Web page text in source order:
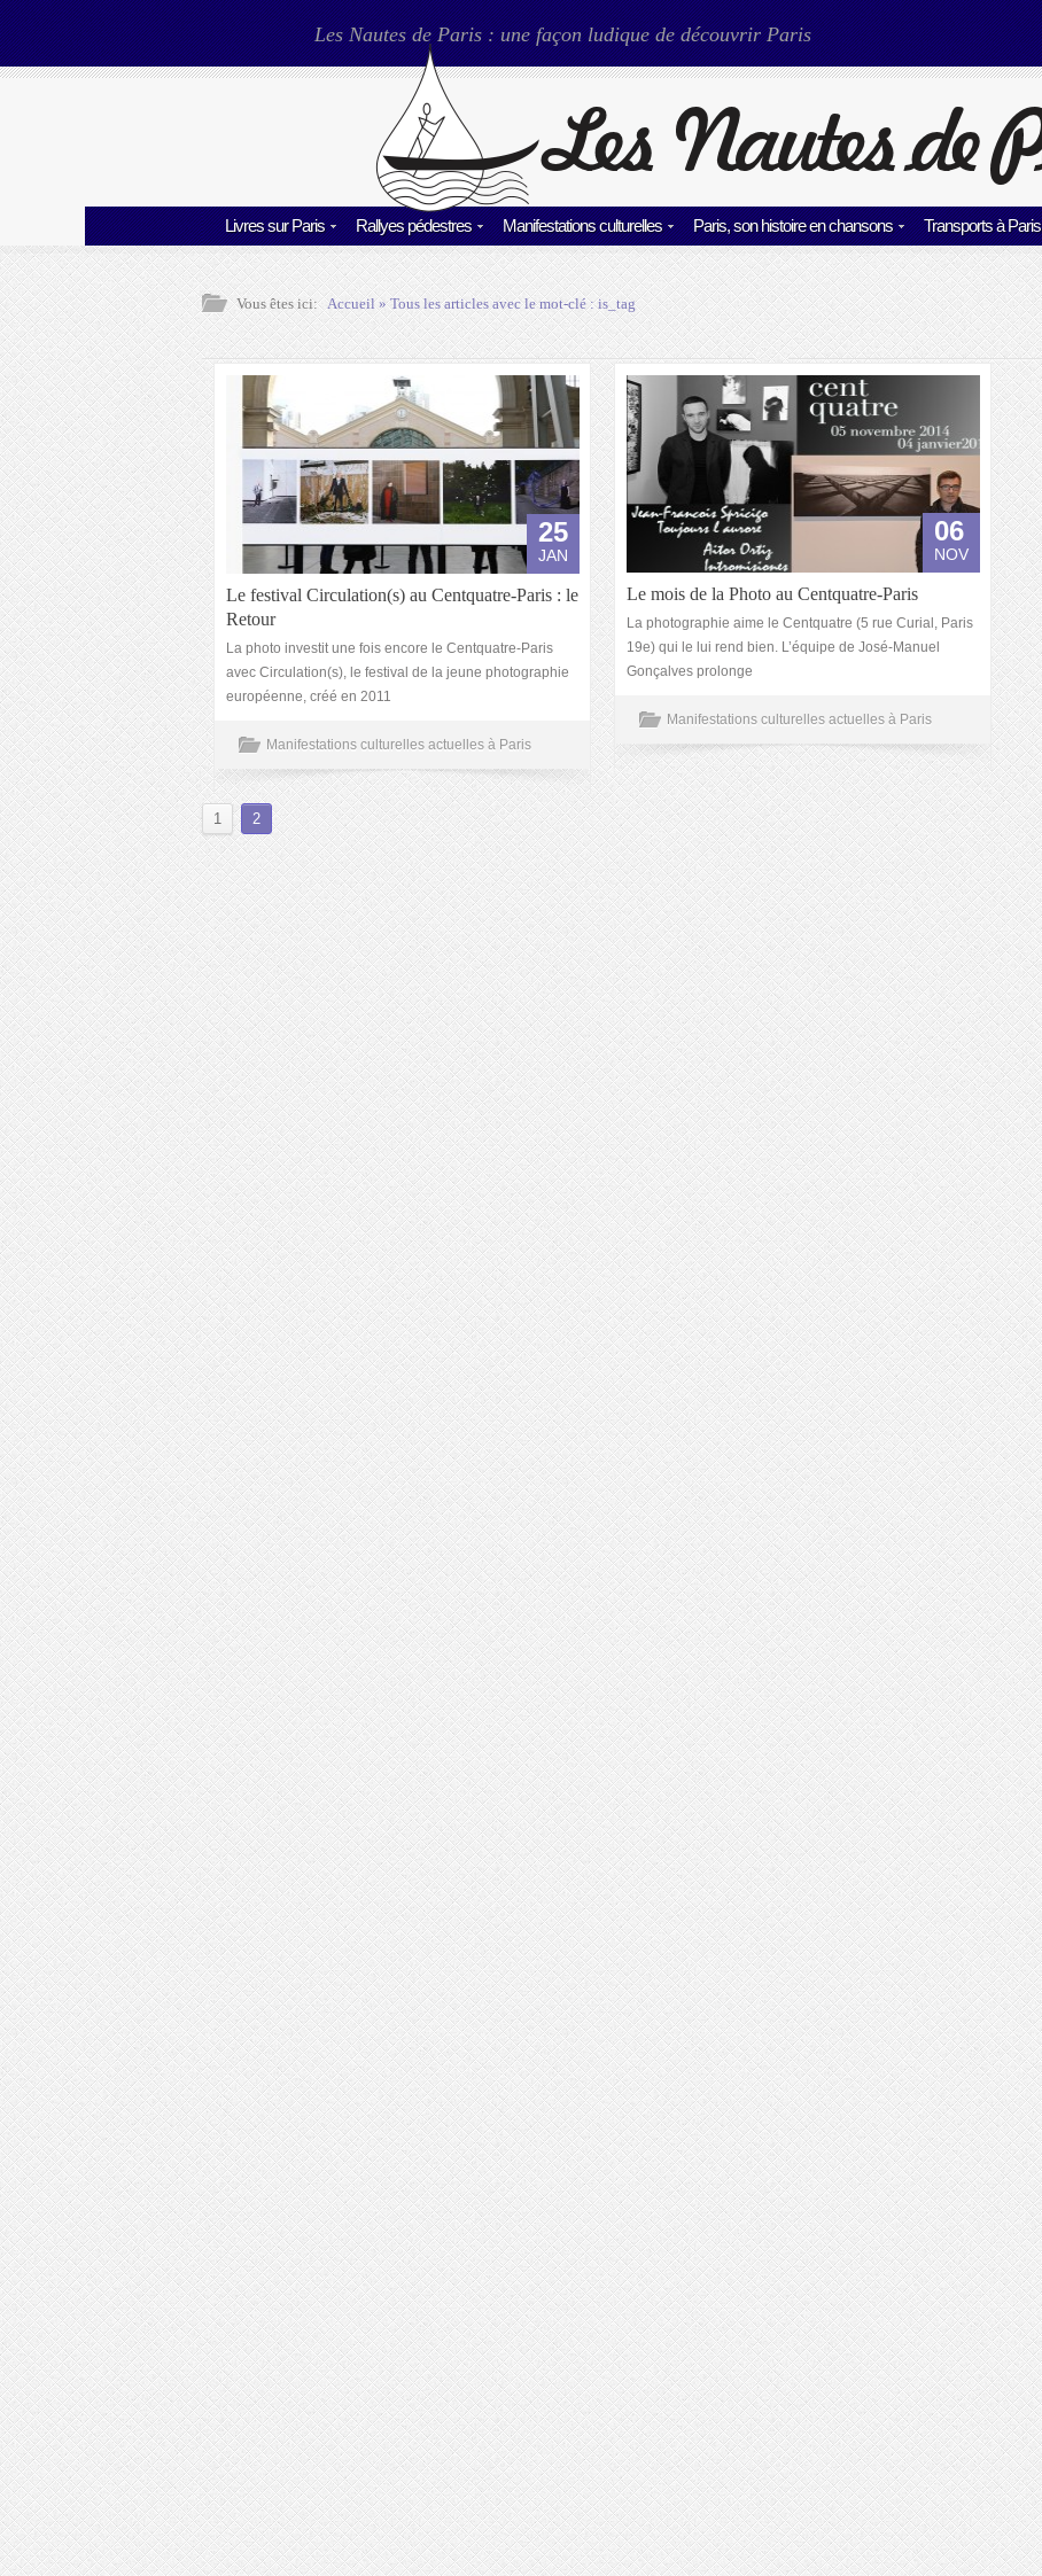
Les Nautes de Paris : une façon ludique de découvrir Paris
Livres sur Paris Rallyes pédestres Manifestations culturelles Paris, son histoire en chansons Transports à Paris
Vous êtes ici: Accueil» Tous les articles avec le mot-clé :is_tag
25
JAN
Le festival Circulation(s) au Centquatre-Paris : le
Retour
La photo investit une fois encore le Centquatre-Paris
avec Circulation(s), le festival de la jeune photographie
européenne, créé en 2011
Manifestations culturelles actuelles à Paris
06
NOV
Le mois de la Photo au Centquatre-Paris
La photographie aime le Centquatre (5 rue Curial, Paris
19e) qui le lui rend bien. L’équipe de José-Manuel
Gonçalves prolonge
Manifestations culturelles actuelles à Paris
1 2